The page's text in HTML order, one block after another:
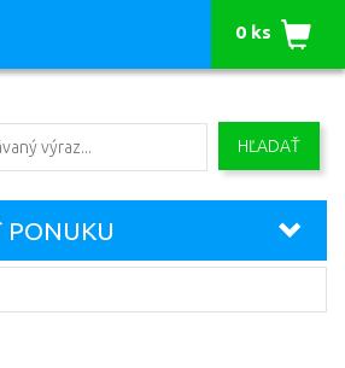
HĽADAŤ
0 ks
PONUKU